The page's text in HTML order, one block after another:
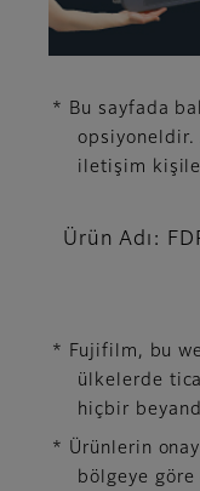
* Bu sayfada
opsiyoneldir.
iletişim
Ürün Adı:
* Fujifilm, bu
ülkelerde
hiçbir
* Ürünlerin
bölgeye göre